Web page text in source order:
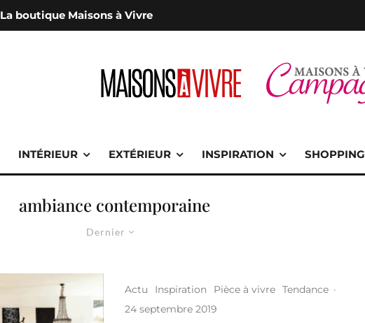
La boutique Maisons à Vivre
INTÉRIEUR EXTÉRIEUR INSPIRATION SHOPPING
ambiance contemporaine
Dernier
Actu Inspiration Pièce à vivre Tendance ·
24 septembre 2019